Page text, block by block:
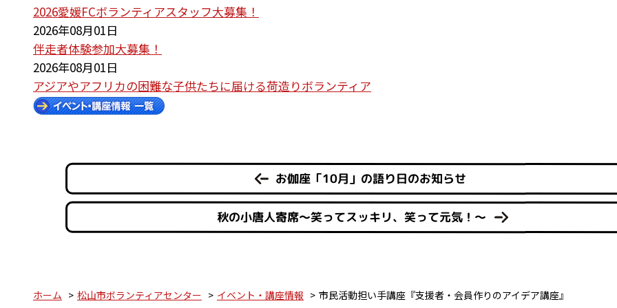
2026愛媛FCボランティアスタッフ大募集！
2026年08月01日
伴走者体験参加大募集！
2026年08月01日
アジアやアフリカの困難な子供たちに届ける荷造りボランティア
お伽座「10月」の語り日のお知らせ
秋の小唐人寄席～笑ってスッキリ、笑って元気！～
ホーム 松山市ボランティアセンター イベント・講座情報 市民活動担い手講座『支援者・会員作りのアイデア講座』